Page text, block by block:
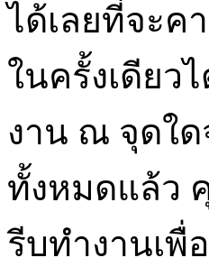
ได้เลยที่จะค
ในครั้งเดียว
งาน ณ จุดใ
ทั้งหมดแล้ว
รีบทำงานเพื่